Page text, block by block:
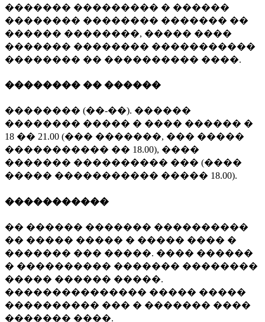
������� ��������� � ������
�������� �������� ������� ��
������ ��������, ����� ����
������� �������� �����������
�������� �� ���������� ����.
�������� �� ������
�������� (��-��). ������
�������� ����� � ���� ������ �
18 �� 21.00 (��� �������, ��� �����
����������� �� 18.00), ����
������� ���������� ��� (����
����� ����������� ����� 18.00).
�����������
�� ������ ������� ����������
�� ����� ����� � ����� ���� �
������� ��� �����. ���� ������
� ���������� ������� ��������
����� ������ �����.
��������������� ����� �����
���������� ��� � ������� ����
������� ����.